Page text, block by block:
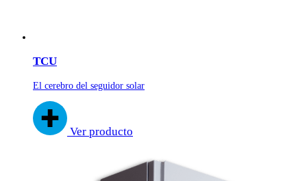
TCU
El cerebro del seguidor solar
Ver producto